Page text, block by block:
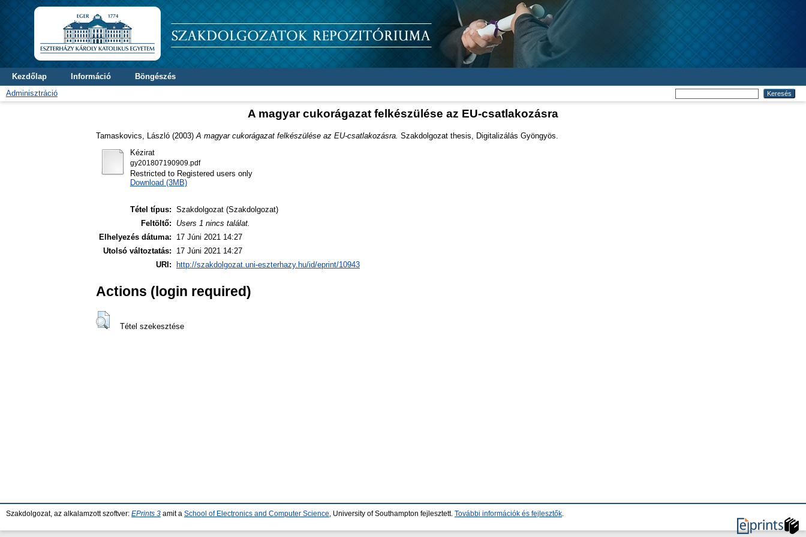
Kezdőlap Információ
Böngészés
Adminisztráció
A magyar cukorágazat felkészülése az EU-csatlakozásra
Tamaskovics, László (2003) A magyar cukorágazat felkészülése az EU-csatlakozásra. Szakdolgozat thesis, Digitalizálás Gyöngyös.
Kézirat
gy201807190909.pdf
Restricted to Registered users only
Download (3MB)
Tétel típus: Szakdolgozat (Szakdolgozat)
Feltöltő:
Users 1 nincs találat.
Elhelyezés dátuma:
17 Júni 2021 14:27
Utolsó változtatás:
17 Júni 2021 14:27
URI:
http://szakdolgozat.uni-eszterhazy.hu/id/eprint/10943
Actions (login required)
Tétel szekesztése
Szakdolgozat, az alkalamzott szoftver: EPrints 3 amit a School of Electronics and Computer Science , University of Southampton fejlesztett. További információk és fejlesztők